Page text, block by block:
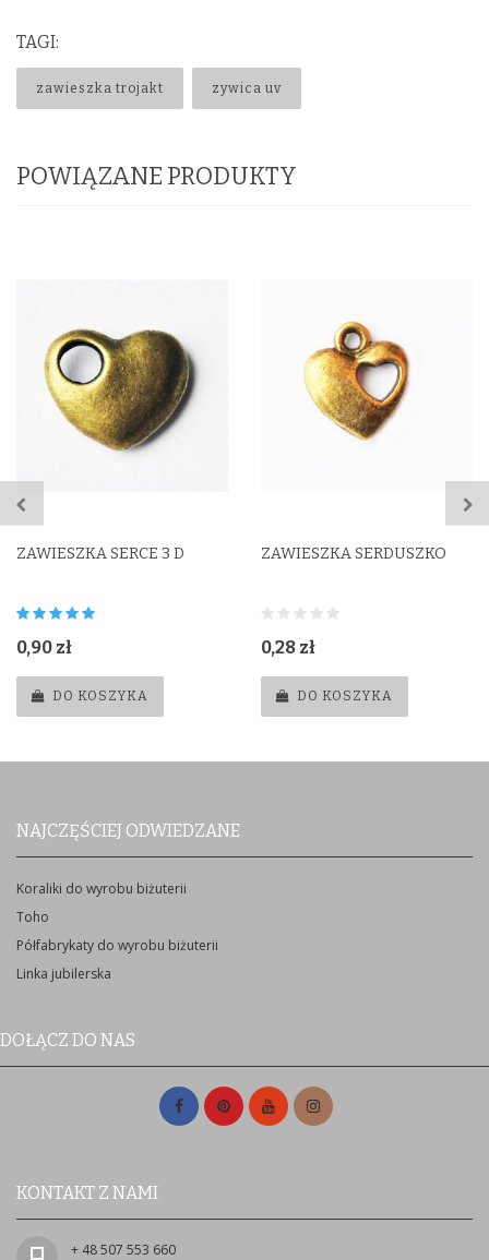
TAGI:
zawieszka trojakt zywica uv
POWIĄZANE PRODUKTY
ZAWIESZKA SERCE 3 D
0,90 zł
DO KOSZYKA
ZAWIESZKA SERDUSZKO
0,28 zł
DO KOSZYKA
NAJCZĘŚCIEJ ODWIEDZANE
Koraliki do wyrobu biżuterii
Toho
Półfabrykaty do wyrobu biżuterii
Linka jubilerska
DOŁĄCZ DO NAS
KONTAKT Z NAMI
+ 48 507 553 660